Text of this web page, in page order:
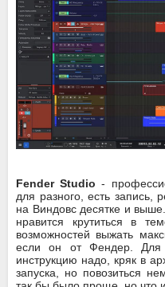
Fender Studio -
для разного, есть запись,
на Виндовс десятке и
нравится крутиться в
возможностей выжать
если он от Фендер. Для
инструкцию надо, кряк в
запуска, но повозиться